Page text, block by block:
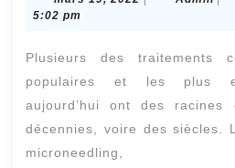
5:02 pm
Plusieurs des traitements
populaires et les plus
aujourd’hui ont des
décennies, voire des siècles.
microneedling,